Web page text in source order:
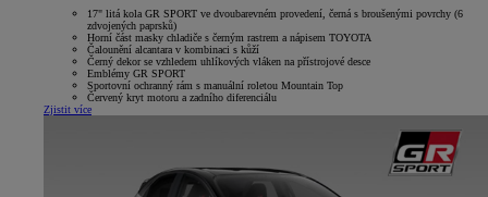
17" litá kola GR SPORT ve dvoubarevném provedení, černá s broušenými povrchy (6
zdvojených paprsků)
Horní část masky chladiče s černým rastrem a nápisem TOYOTA
Čalounění alcantara v kombinaci s kůží
Černý dekor se vzhledem uhlíkových vláken na přístrojové desce
Emblémy GR SPORT
Sportovní ochranný rám s manuální roletou Mountain Top
Červený kryt motoru a zadního diferenciálu
Zjistit více